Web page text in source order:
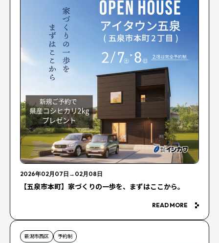
2026年02月07日 → 02月08日
【五泉市本町】家づくりの一歩を、まずはここから。
READ MORE
新潟市西区 予約制